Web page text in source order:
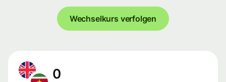
Wechselkurs verfolgen
0